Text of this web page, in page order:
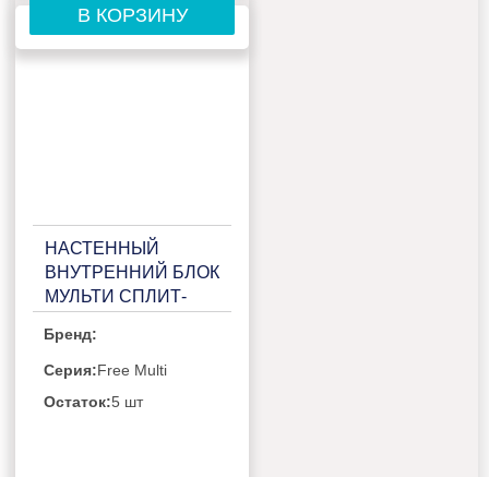
В КОРЗИНУ
НАСТЕННЫЙ
ВНУТРЕННИЙ БЛОК
МУЛЬТИ СПЛИТ-
GENERAL CLIMATE
FREE MULTI 2 GC-
ME18HR32 (WIFI)
Бренд:
Серия:Free Multi
Остаток:5 шт